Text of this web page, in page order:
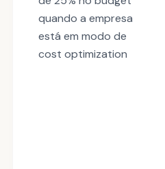
quando a empresa
está em modo de
cost optimization